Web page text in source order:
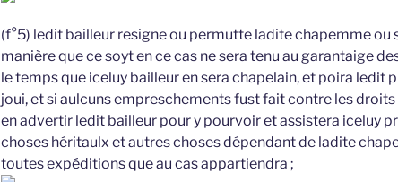
(f°5) ledit bailleur resigne ou permutte ladite chapemme ou
manière que ce soyt en ce cas ne sera tenu au garantaige
le temps que iceluy bailleur en sera chapelain, et poira ledit
joui, et si aulcuns empreschements fust fait contre les
en advertir ledit bailleur pour y pourvoir et assistera iceluy
choses héritaulx et autres choses dépendant de ladite
toutes expéditions que au cas appartiendra ;